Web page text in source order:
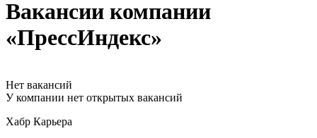
Вакансии компании
«ПрессИндекс»
Нет вакансий
У компании нет открытых вакансий
Хабр Карьера